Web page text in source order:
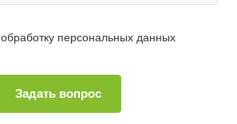
обработку персональных данных